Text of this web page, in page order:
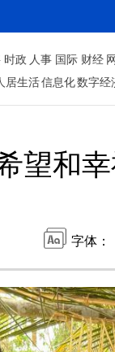
时政 人事 国际 财经
居生活信息化数字经
望和
字体：